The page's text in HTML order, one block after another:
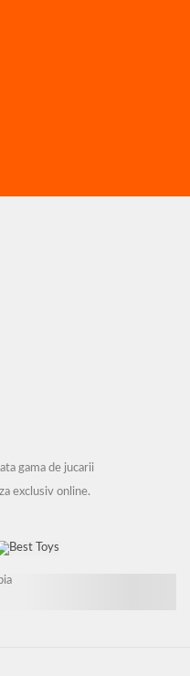
gama de jucarii
exclusiv online.